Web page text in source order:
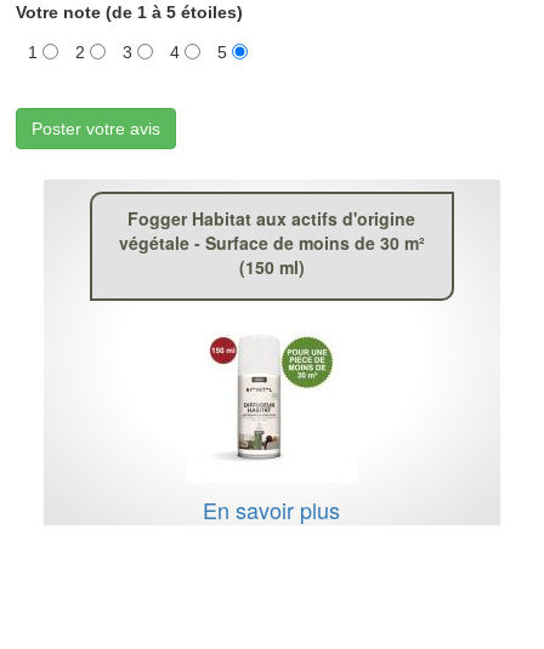
Votre note (de 1 à 5 étoiles)
1 2 3 4 5
Poster votre avis
Fogger Habitat aux actifs d'origine
végétale - Surface de moins de 30 m²
(150 ml)
En savoir plus